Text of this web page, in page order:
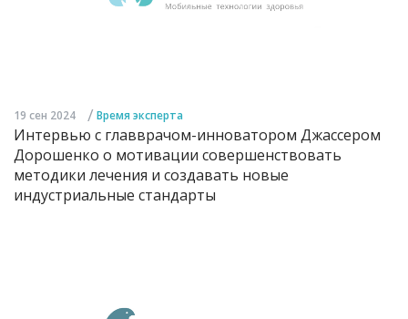
19 сен 2024 / Время эксперта
Интервью с главврачом-инноватором Джассером
Дорошенко о мотивации совершенствовать
методики лечения и создавать новые
индустриальные стандарты